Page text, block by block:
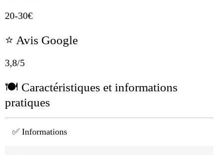
20-30€
⭐ Avis Google
3,8/5
🍽 Caractéristiques et informations
pratiques
✅ Informations